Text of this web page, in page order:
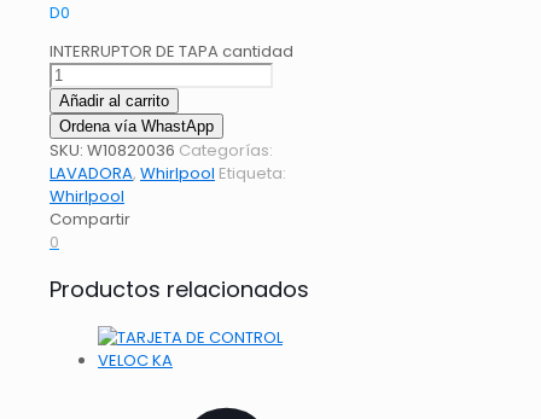
D0
INTERRUPTOR DE TAPA cantidad
Añadir al carrito
Ordena vía WhastApp
SKU: W10820036 Categorías:
LAVADORA, Whirlpool Etiqueta:
Whirlpool
Compartir
0
Productos relacionados